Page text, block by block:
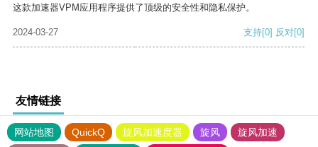
这款加速器VPM应用程序提供了顶级的安全性和隐私保护。
2024-03-27 支持[0] 反对[0]
友情链接
网站地图 QuickQ 旋风加速度器 旋风
旋风加速